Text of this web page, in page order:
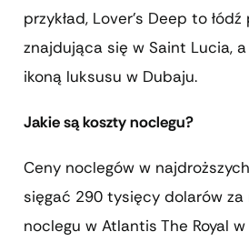
przykład, Lover’s Deep to
znajdująca się w Saint Lucia,
ikoną luksusu w Dubaju.
Jakie są koszty noclegu?
Ceny noclegów w
sięgać 290 tysięcy dolarów za
noclegu w Atlantis The Royal